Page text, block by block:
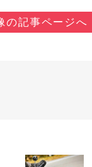
の記事ページへ